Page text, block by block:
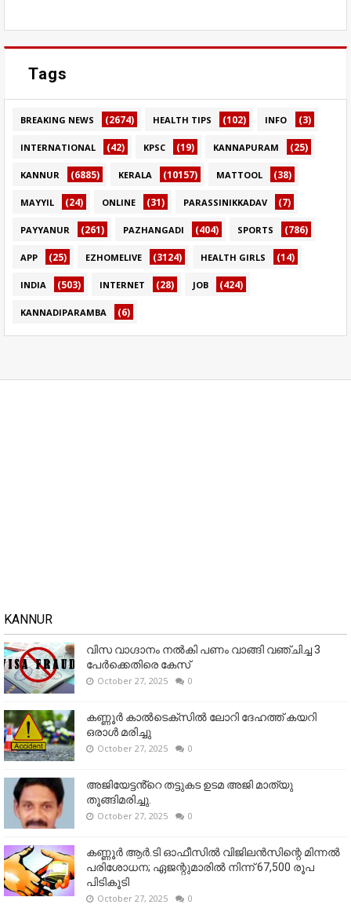
Tags
BREAKING NEWS (2674) HEALTH TIPS (102) INFO (3)
INTERNATIONAL (42) KPSC (19) KANNAPURAM (25)
KANNUR (6885) KERALA (10157) MATTOOL (38)
MAYYIL (24) ONLINE (31) PARASSINIKKADAV (7)
PAYYANUR (261) PAZHANGADI (404) SPORTS (786)
APP (25) EZHOMELIVE (3124) HEALTH GIRLS (14)
INDIA (503) INTERNET (28) JOB (424)
KANNADIPARAMBA (6)
KANNUR
വിസ വാഗ്ദാനം നൽകി പണം വാങ്ങി വഞ്ചിച്ച 3
പേർക്കെതിരെ കേസ്
October 27, 2025 0
കണ്ണൂര്‍ കാല്‍ടെക്‌സില്‍ ലോറി ദേഹത്ത് കയറി
ഒരാള്‍ മരിച്ചു
October 27, 2025 0
അജിയേട്ടൻ്റെ തട്ടുകട ഉടമ അജി മാത്യു
തൂങ്ങിമരിച്ചു.
October 27, 2025 0
കണ്ണൂര്‍ ആര്‍.ടി ഓഫീസില്‍ വിജിലൻസിന്റെ മിന്നല്‍
പരിശോധന; ഏജന്റുമാരില്‍ നിന്ന് 67,500 രൂപ
പിടികൂടി
October 27, 2025 0